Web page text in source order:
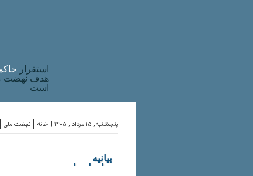
استقرار
هدف نهضت
است
نهضت ملی خانه پنجشنبه, ۱۵ مرداد , ۱۴۰۵ |
بیانیه
سازمان‌های